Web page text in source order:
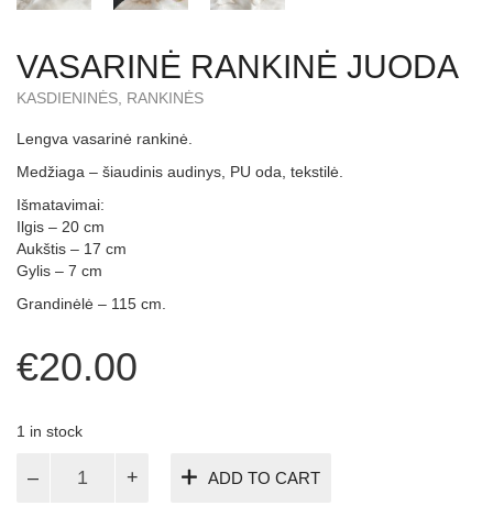
VASARINĖ RANKINĖ JUODA
KASDIENINĖS RANKINĖS
Lengva vasarinė rankinė.
Medžiaga – šiaudinis audinys, PU oda, tekstilė.
Išmatavimai:
Ilgis – 20 cm
Aukštis – 17 cm
Gylis – 7 cm
Grandinėlė – 115 cm.
€20.00
1 in stock
rankinė
ADD TO CART